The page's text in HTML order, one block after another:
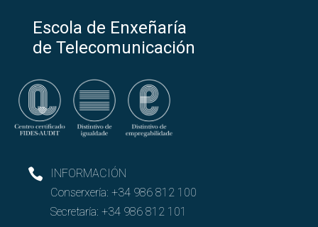
Escola de Enxeñaría
de Telecomunicación
INFORMACIÓN
Conserxería: +34 986 812 100
Secretaría: +34 986 812 101